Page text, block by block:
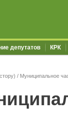
депутатов КРК
/ Муниципальное